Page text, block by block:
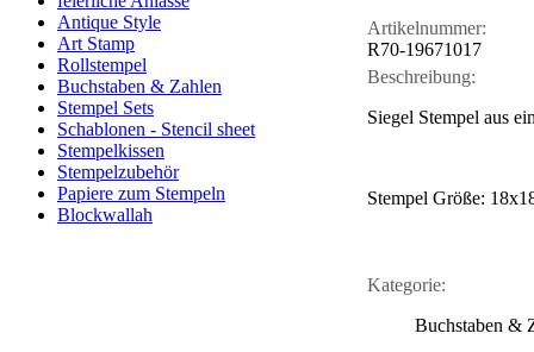
Antique Style
Art Stamp
Rollstempel
Buchstaben & Zahlen
Stempel Sets
Schablonen - Stencil sheet
Stempelkissen
Stempelzubehör
Papiere zum Stempeln
Blockwallah
Artikelnummer:
R70-19671017
Beschreibung:
Siegel Stempel aus
Stempel Größe:
Kategorie:
Buchstaben &